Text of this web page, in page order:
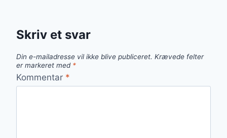
Skriv et svar
Din e-mailadresse vil ikke blive publiceret. Krævede felter
er markeret med *
Kommentar *